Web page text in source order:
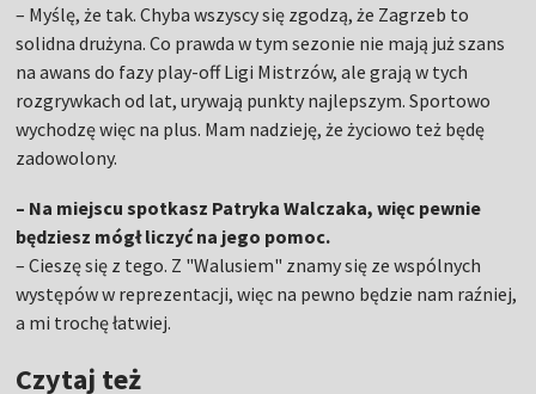
– Myślę, że tak. Chyba wszyscy się zgodzą, że Zagrzeb to
solidna drużyna. Co prawda w tym sezonie nie mają już szans
na awans do fazy play-off Ligi Mistrzów, ale grają w tych
rozgrywkach od lat, urywają punkty najlepszym. Sportowo
wychodzę więc na plus. Mam nadzieję, że życiowo też będę
zadowolony.
– Na miejscu spotkasz Patryka Walczaka, więc pewnie
będziesz mógł liczyć na jego pomoc.
– Cieszę się z tego. Z "Walusiem" znamy się ze wspólnych
występów w reprezentacji, więc na pewno będzie nam raźniej,
a mi trochę łatwiej.
Czytaj też